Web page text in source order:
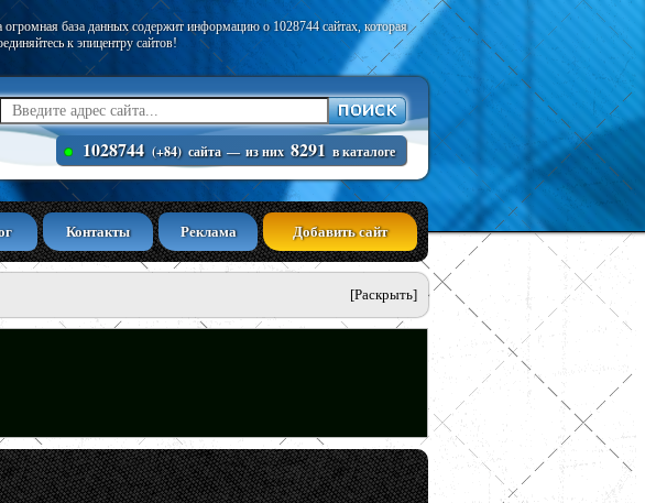
база данных содержит информацию о 1028744 сайтах, которая
к эпицентру сайтов!
1028744 (+84) сайта — из них 8291 в каталоге
Контакты Реклама Добавить сайт
[Раскрыть]